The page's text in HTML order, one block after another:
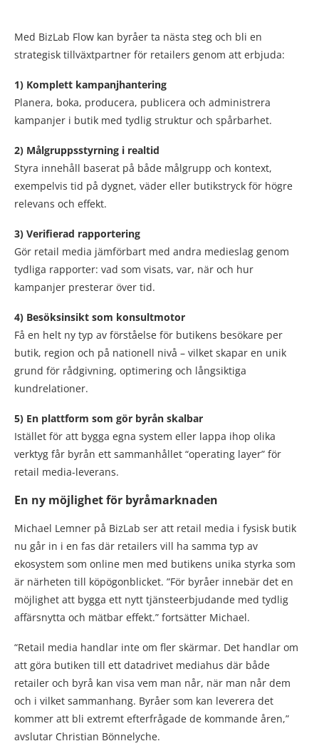
Med BizLab Flow kan byråer ta nästa steg och bli en
strategisk tillväxtpartner för retailers genom att erbjuda:
1) Komplett kampanjhantering
Planera, boka, producera, publicera och administrera
kampanjer i butik med tydlig struktur och spårbarhet.
2) Målgruppsstyrning i realtid
Styra innehåll baserat på både målgrupp och kontext,
exempelvis tid på dygnet, väder eller butikstryck för högre
relevans och effekt.
3) Verifierad rapportering
Gör retail media jämförbart med andra medieslag genom
tydliga rapporter: vad som visats, var, när och hur
kampanjer presterar över tid.
4) Besöksinsikt som konsultmotor
Få en helt ny typ av förståelse för butikens besökare per
butik, region och på nationell nivå – vilket skapar en unik
grund för rådgivning, optimering och långsiktiga
kundrelationer.
5) En plattform som gör byrån skalbar
Istället för att bygga egna system eller lappa ihop olika
verktyg får byrån ett sammanhållet “operating layer” för
retail media-leverans.
En ny möjlighet för byråmarknaden
Michael Lemner på BizLab ser att retail media i fysisk butik
nu går in i en fas där retailers vill ha samma typ av
ekosystem som online men med butikens unika styrka som
är närheten till köpögonblicket. ”För byråer innebär det en
möjlighet att bygga ett nytt tjänsteerbjudande med tydlig
affärsnytta och mätbar effekt.” fortsätter Michael.
“Retail media handlar inte om fler skärmar. Det handlar om
att göra butiken till ett datadrivet mediahus där både
retailer och byrå kan visa vem man når, när man når dem
och i vilket sammanhang. Byråer som kan leverera det
kommer att bli extremt efterfrågade de kommande åren,”
avslutar Christian Bönnelyche.